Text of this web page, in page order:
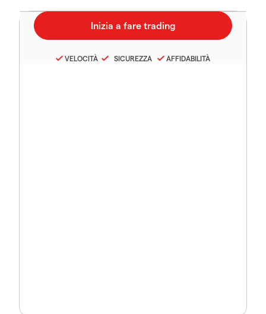
VELOCITÀ SICUREZZA AFFIDABILITÀ